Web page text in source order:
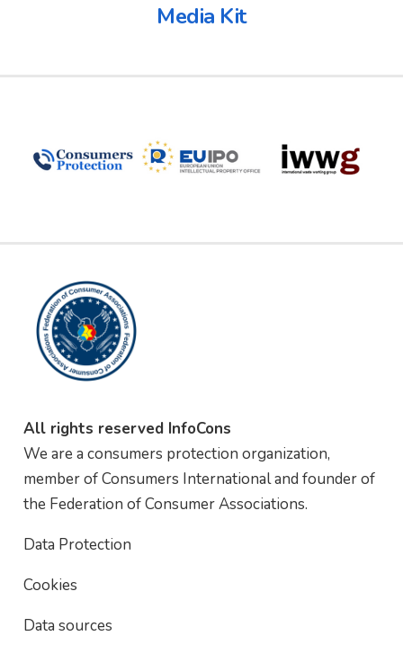
Media Kit
All rights reserved InfoCons
We are a consumers protection organization,
member of Consumers International and founder of
the Federation of Consumer Associations.
Data Protection
Cookies
Data sources